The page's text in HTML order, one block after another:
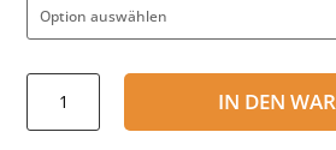
Matratzenspanner
IN DEN